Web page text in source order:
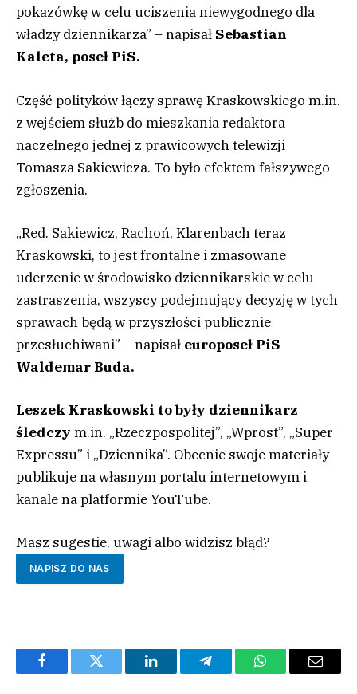
pokazówkę w celu uciszenia niewygodnego dla
władzy dziennikarza” – napisał Sebastian
Kaleta, poseł PiS.
Część polityków łączy sprawę Kraskowskiego m.in.
z wejściem służb do mieszkania redaktora
naczelnego jednej z prawicowych telewizji
Tomasza Sakiewicza. To było efektem fałszywego
zgłoszenia.
„Red. Sakiewicz, Rachoń, Klarenbach teraz
Kraskowski, to jest frontalne i zmasowane
uderzenie w środowisko dziennikarskie w celu
zastraszenia, wszyscy podejmujący decyzję w tych
sprawach będą w przyszłości publicznie
przesłuchiwani” – napisał europoseł PiS
Waldemar Buda.
Leszek Kraskowski to były dziennikarz
śledczy m.in. „Rzeczpospolitej”, „Wprost”, „Super
Expressu” i „Dziennika”. Obecnie swoje materiały
publikuje na własnym portalu internetowym i
kanale na platformie YouTube.
Masz sugestie, uwagi albo widzisz błąd?
NAPISZ DO NAS
FacebookTwitter LinkedInTelegramWhatsAppEmail